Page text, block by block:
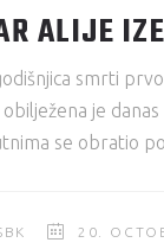
ALIJE
smrti
je
se obratio
20.